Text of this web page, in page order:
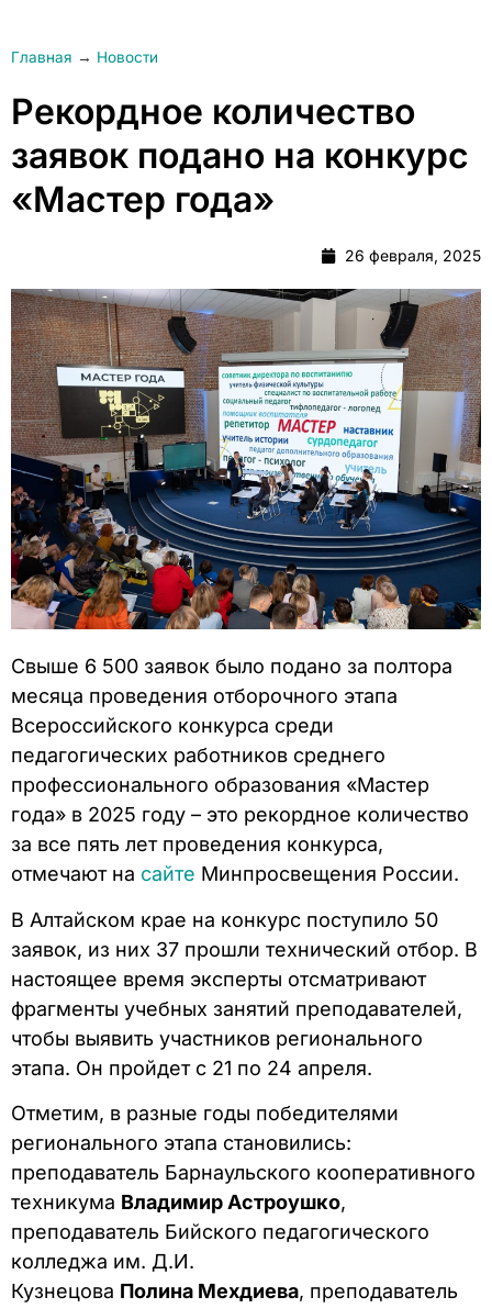
Главная → Новости
Рекордное количество
заявок подано на конкурс
«Мастер года»
26 февраля, 2025
Свыше 6 500 заявок было подано за полтора
месяца проведения отборочного этапа
Всероссийского конкурса среди
педагогических работников среднего
профессионального образования «Мастер
года» в 2025 году – это рекордное количество
за все пять лет проведения конкурса,
отмечают на сайте Минпросвещения России.
В Алтайском крае на конкурс поступило 50
заявок, из них 37 прошли технический отбор. В
настоящее время эксперты отсматривают
фрагменты учебных занятий преподавателей,
чтобы выявить участников регионального
этапа. Он пройдет с 21 по 24 апреля.
Отметим, в разные годы победителями
регионального этапа становились:
преподаватель Барнаульского кооперативного
техникума Владимир Астроушко,
преподаватель Бийского педагогического
колледжа им. Д.И.
Кузнецова Полина Мехдиева, преподаватель